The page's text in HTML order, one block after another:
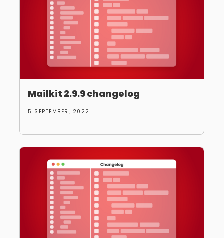
Mailkit 2.9.9 changelog
5 SEPTEMBER, 2022